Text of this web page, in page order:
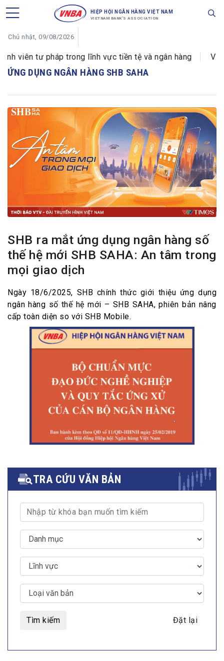
HIỆP HỘI NGÂN HÀNG VIỆT NAM
VIETNAM BANK'S ASSOCIATION
Chủ nhật, 09/08/2026
viên tư pháp trong lĩnh vực tiền tệ và ngân hàng VIB
ỨNG DỤNG NGÂN HÀNG SHB SAHA
SHB ra mắt ứng dụng ngân hàng số
thế hệ mới SHB SAHA: An tâm trong
mọi giao dịch
Ngày 18/6/2025, SHB chính thức giới thiệu ứng dụng
ngân hàng số thế hệ mới – SHB SAHA, phiên bản nâng
cấp toàn diện so với SHB Mobile.
TRA CỨU VĂN BẢN
Tìm kiếm Đặt lại